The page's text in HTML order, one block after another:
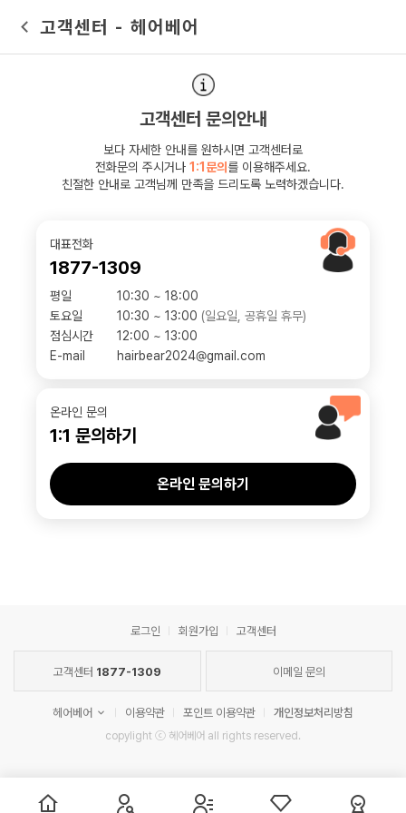
고객센터 - 헤어베어
고객센터 문의안내
보다 자세한 안내를 원하시면 고객센터로
전화문의 주시거나 1:1문의 를 이용해주세요.
친절한 안내로 고객님께 만족을 드리도록 노력하겠습니다.
대표전화
1877-1309
평일
10:30 ~ 18:00
토요일
10:30 ~ 13:00 (일요일, 공휴일 휴무)
점심시간
12:00 ~ 13:00
E-mail
hairbear2024@gmail.com
온라인 문의
1:1 문의하기
온라인 문의하기
로그인 회원가입 고객센터
고객센터 1877-1309 이메일 문의
헤어베어 이용약관 포인트 이용약관 개인정보처리방침
copylight ⓒ 헤어베어 all rights reserved.